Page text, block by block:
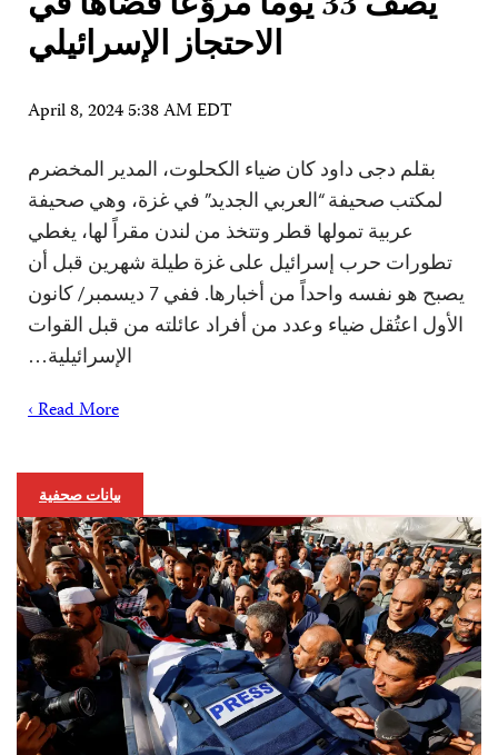
الاحتجاز الإسرائيلي
April 8, 2024 5:38 AM EDT
بقلم دجى داود كان ضياء الكحلوت، المدير المخضرم
لمكتب صحيفة “العربي الجديد” في غزة، وهي صحيفة
عربية تمولها قطر وتتخذ من لندن مقراً لها، يغطي
تطورات حرب إسرائيل على غزة طيلة شهرين قبل أن
يصبح هو نفسه واحداً من أخبارها. ففي 7 ديسمبر/ كانون
الأول اعتُقل ضياء وعدد من أفراد عائلته من قبل القوات
الإسرائيلية…
Read More ›
بيانات صحفية